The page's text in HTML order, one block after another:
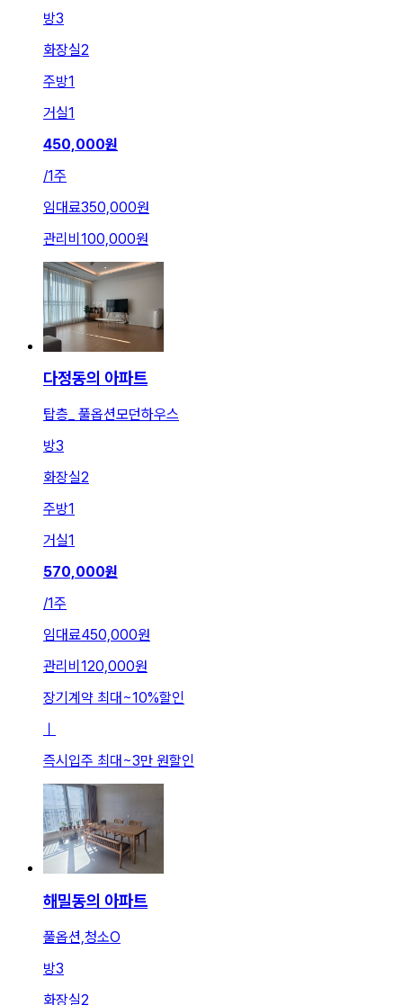
방3
화장실2
주방1
거실1
450,000원
/1주
임대료350,000원
관리비 100,000원
다정동의 아파트
탑층_ 풀옵션모던하우스
방3
화장실2
주방1
거실1
570,000원
/1주
임대료450,000원
관리비 120,000원
장기계약 최대~10%할인
ㅣ
즉시입주 최대~3만 원할인
해밀동의 아파트
풀옵션,청소O
방3
화장실2